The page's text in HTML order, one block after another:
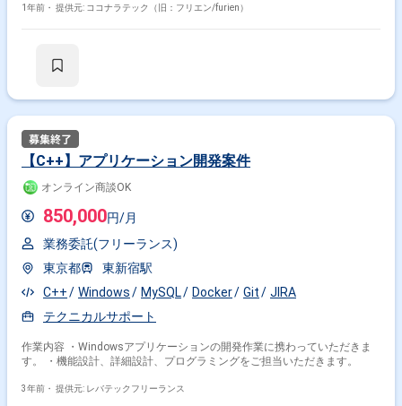
1年前・ 提供元: ココナラテック（旧：フリエン/furien）
【C++】アプリケーション開発案件
オンライン商談OK
850,000円/月
業務委託(フリーランス)
東京都
東新宿駅
C++
Windows MySQL Docker Git
JIRA
テクニカルサポート
作業内容 ・Windowsアプリケーションの開発作業に携わっていただきま
す。 ・機能設計、詳細設計、プログラミングをご担当いただきます。
3年前・ 提供元: レバテックフリーランス